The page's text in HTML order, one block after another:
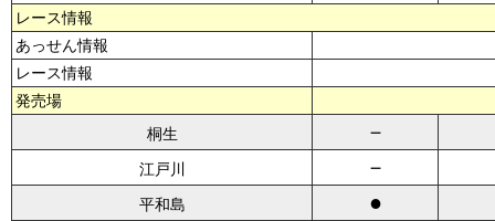
レース情報
あっせん情報
レース情報
発売場
桐生
－
江戸川 －
平和島 ●